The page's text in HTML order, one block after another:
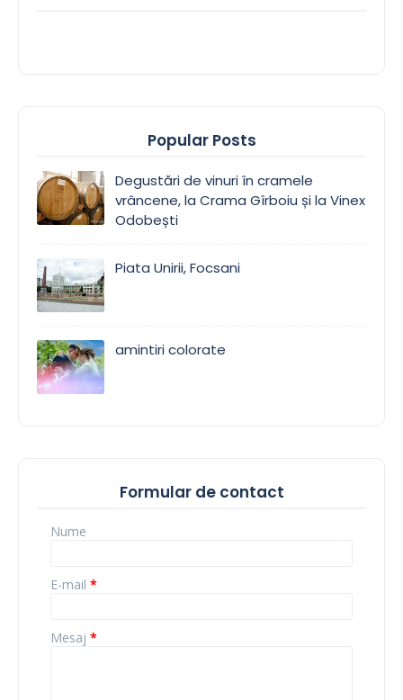
Popular Posts
Degustări de vinuri în cramele
vrâncene, la Crama Gîrboiu și la Vinex
Odobești
Piata Unirii, Focsani
amintiri colorate
Formular de contact
Nume
E-mail *
Mesaj *